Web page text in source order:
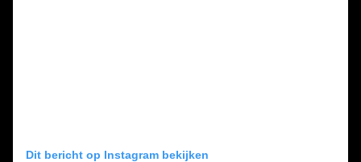
Dit bericht op Instagram bekijken